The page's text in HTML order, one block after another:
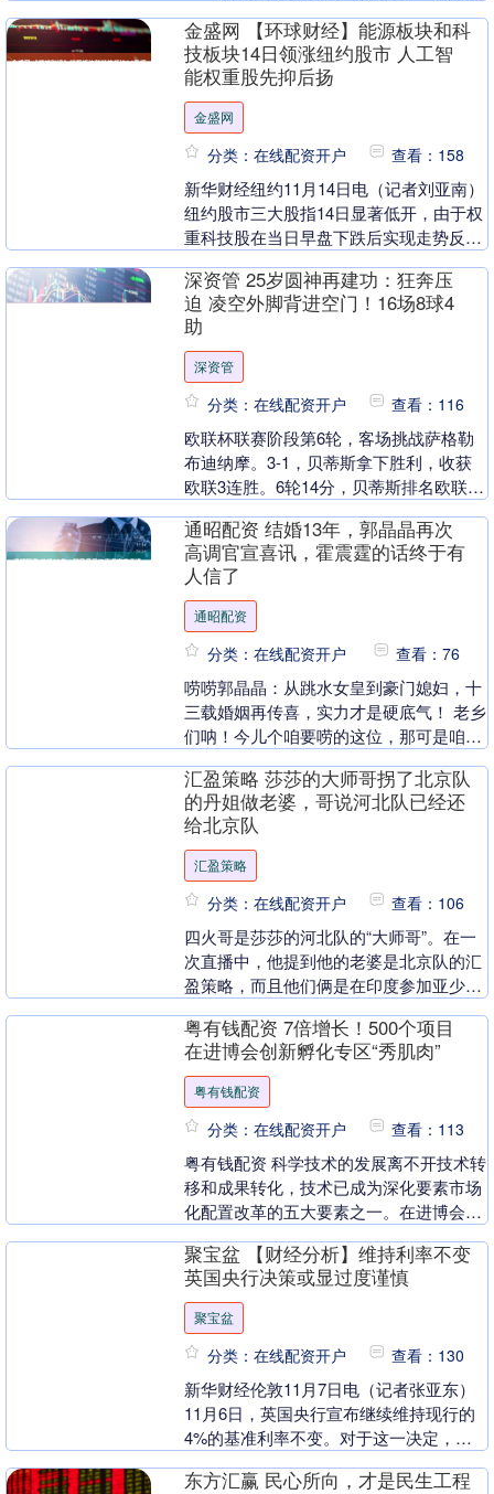
金盛网 【环球财经】能源板块和科
技板块14日领涨纽约股市 人工智
能权重股先抑后扬
金盛网
分类：在线配资开户 查看：158
新华财经纽约11月14日电（记者刘亚南）
纽约股市三大股指14日显著低开，由于权
重科技股在当日早盘下跌后实现走势反
盛网，道琼....
深资管 25岁圆神再建功：狂奔压
迫 凌空外脚背进空门！16场8球4
助
深资管
分类：在线配资开户 查看：116
欧联杯联赛阶段第6轮，客场挑战萨格勒
布迪纳摩。3-1，贝蒂斯拿下胜利，收获
欧联3连胜。6轮14分，贝蒂斯排名欧联积
收获：凌空....
通昭配资 结婚13年，郭晶晶再次
高调官宣喜讯，霍震霆的话终于有
人信了
通昭配资
分类：在线配资开户 查看：76
唠唠郭晶晶：从跳水女皇到豪门媳妇，十
三载婚姻再传喜，实力才是硬底气！ 老乡
们呐！今儿个咱要唠的这位，那可是咱全
从当年在....
汇盈策略 莎莎的大师哥拐了北京队
的丹姐做老婆，哥说河北队已经还
给北京队
汇盈策略
分类：在线配资开户 查看：106
四火哥是莎莎的河北队的“大师哥”。在一
次直播中，他提到他的老婆是北京队的汇
盈策略，而且他们俩是在印度参加亚少比
识是在印度打....
粤有钱配资 7倍增长！500个项目
在进博会创新孵化专区“秀肌肉”
粤有钱配资
分类：在线配资开户 查看：113
粤有钱配资 科学技术的发展离不开技术转
移和成果转化，技术已成为深化要素市场
化配置改革的五大要素之一。在进博会
全球初创企业和人....
聚宝盆 【财经分析】维持利率不变
英国央行决策或显过度谨慎
聚宝盆
分类：在线配资开户 查看：130
新华财经伦敦11月7日电（记者张亚东）
11月6日，英国央行宣布继续维持现行的
4%的基准利率不变。对于这一决定，英
盆，从英国央....
东方汇赢 民心所向，才是民生工程